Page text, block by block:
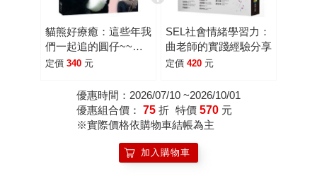
貓熊好療癒：這些年我
們一起追的圓仔~~頭
號「圓粉」私密日記大
定價 340 元
SEL社會情緒學習力：
曲老師的實踐經驗分享
定價 420 元
優惠時間：2026/07/10 ~2026/10/01
優惠組合價： 75 折 特價 570 元
※實際價格依購物車結帳為主
加入購物車